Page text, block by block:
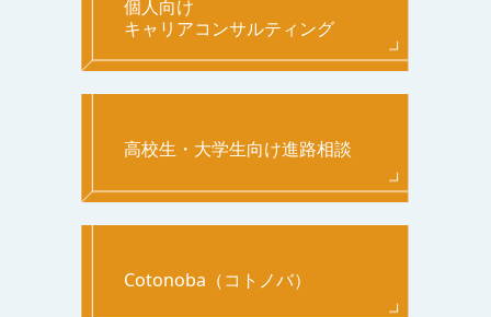
個人向け
キャリアコンサルティング
高校生・大学生向け進路相談
Cotonoba（コトノバ）